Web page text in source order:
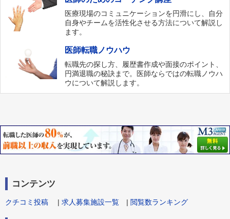
医療現場のコミュニケーションを円滑にし、自分
自身やチームを活性化させる方法について解説し
ます。
医師転職ノウハウ
転職先の探し方、履歴書作成や面接のポイント、
円満退職の秘訣まで。医師ならではの転職ノウハ
ウについて解説します。
コンテンツ
クチコミ投稿 | 求人募集施設一覧 | 閲覧数ランキング